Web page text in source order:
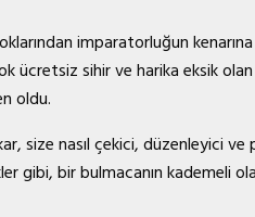
imparatorluğun
ücretsiz sihir ve harika eksik
oldu.
size nasıl çekici, düzenleyici
bir bulmacanın kademeli